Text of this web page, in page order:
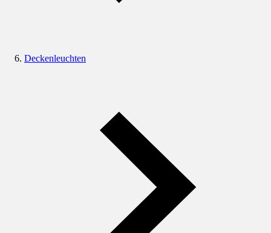
Deckenleuchten